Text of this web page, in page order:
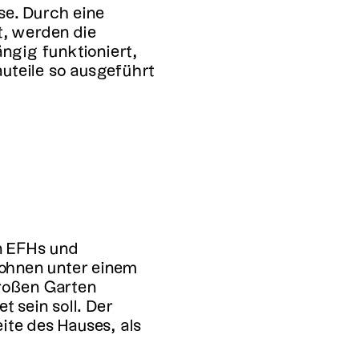
Durch eine
werden die
funktioniert,
so ausgeführt
und
unter einem
Garten
sein soll. Der
des Hauses, als